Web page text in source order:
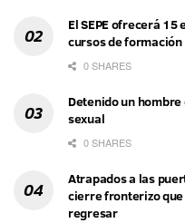
El SEPE ofrecerá
cursos de formación
0 SHARES
Detenido un
sexual
0 SHARES
Atrapados a las
cierre fronterizo
regresar